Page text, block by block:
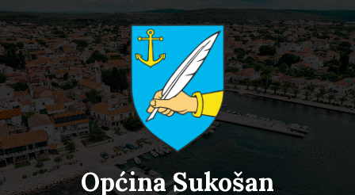
Skip
to
content
Skip
to
main
navigation
Skip
to
footer
Općina Sukošan